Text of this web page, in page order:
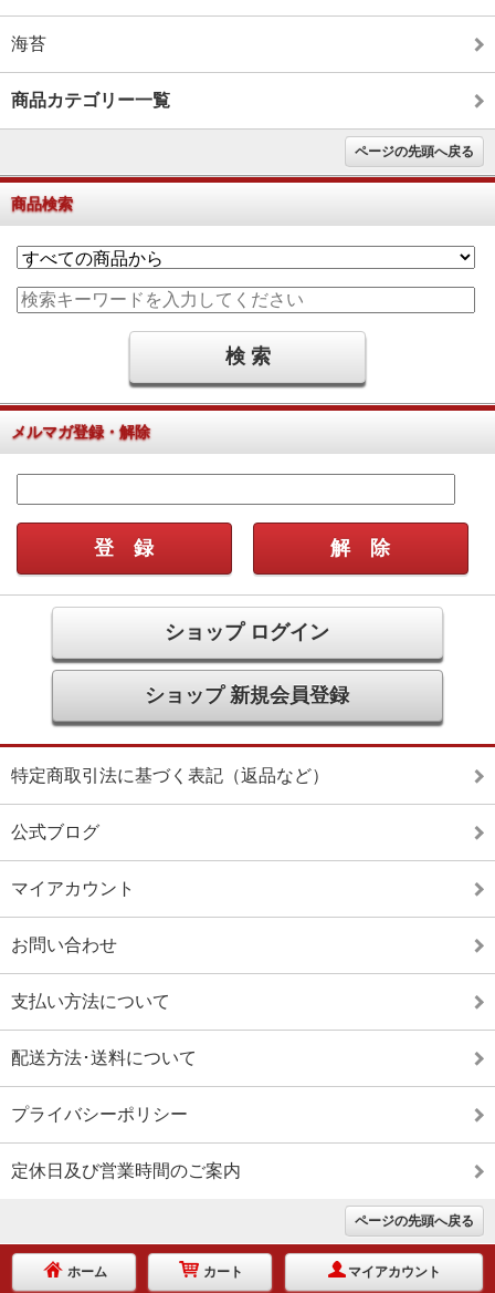
海苔
商品カテゴリー一覧
ページの先頭へ戻る
商品検索
メルマガ登録・解除
ショップ ログイン
ショップ 新規会員登録
特定商取引法に基づく表記（返品など）
公式ブログ
マイアカウント
お問い合わせ
支払い方法について
配送方法･送料について
プライバシーポリシー
定休日及び営業時間のご案内
ページの先頭へ戻る
ホーム カート マイアカウント